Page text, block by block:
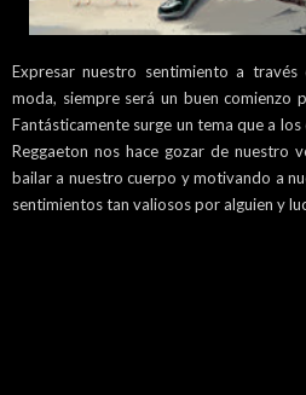
Expresar nuestro sentimiento a
moda, siempre será un buen comienzo
Fantásticamente surge un tema que a
Reggaeton nos hace gozar de nuestro
bailar a nuestro cuerpo y motivando a
sentimientos tan valiosos por alguien y